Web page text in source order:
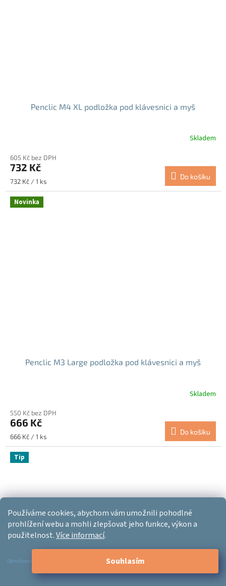
Používáme cookies, abychom vám umožnili pohodlné
prohlížení webu a mohli zlepšovat jeho funkce, výkon a
použitelnost.Více informací.
Odmítnout Souhlasím
Penclic M4 XL podložka pod klávesnici a myš
Skladem
605 Kč bez DPH
732 Kč
Měrná
cena:
732 Kč / 1 ks
Do košíku
Novinka
Penclic M3 Large podložka pod klávesnici a myš
Skladem
550 Kč bez DPH
666 Kč
Měrná
cena:
666 Kč / 1 ks
Do košíku
Tip